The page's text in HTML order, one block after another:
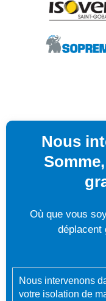
Nous
Où que vous
déplacent
Nous intervenons
votre isolation de